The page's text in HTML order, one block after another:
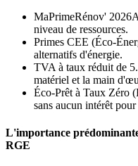
MaPrimeRénov' 2026
niveau de ressources.
Primes CEE (Éco-
alternatifs d'énergie.
TVA à taux réduit de
matériel et la main
Éco-Prêt à Taux Zéro
sans aucun intérêt
L'importance
RGE